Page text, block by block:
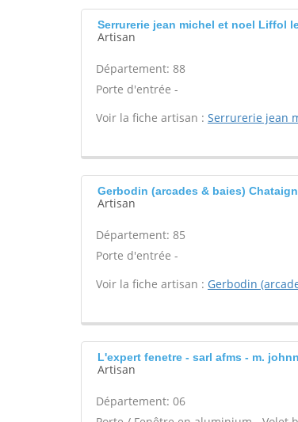
Serrurerie jean michel et noel Liffol
Artisan
Département: 88
Porte d'entrée -
Voir la fiche artisan : Serrurerie jean
Gerbodin (arcades & baies)
Artisan
Département: 85
Porte d'entrée -
Voir la fiche artisan : Gerbodin
L'expert fenetre - sarl afms - m.
Artisan
Département: 06